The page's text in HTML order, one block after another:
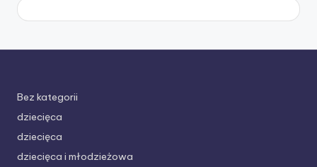
Bez kategorii
dziecięca
dziecięca
dziecięca i młodzieżowa